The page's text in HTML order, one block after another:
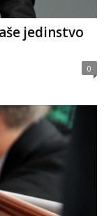
jedinstvo
0